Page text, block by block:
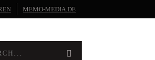
MEMO-MEDIA.DE